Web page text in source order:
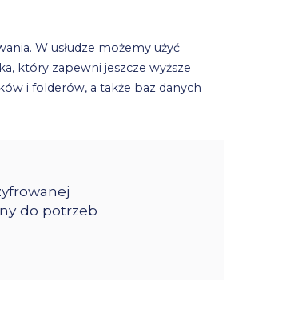
W usłudze możemy użyć
który zapewni jeszcze wyższe
i folderów, a także baz danych
do potrzeb